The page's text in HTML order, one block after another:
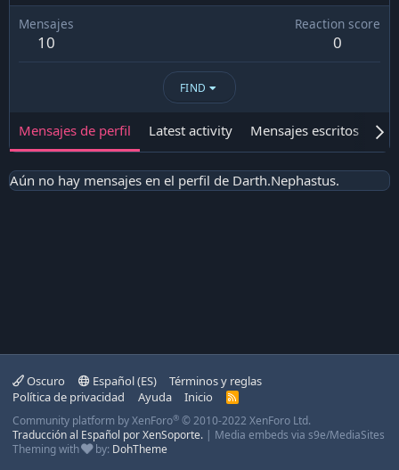
Mensajes
10
Reaction score
0
FIND
Mensajes de perfil Latest activity Mensajes escritos
Aún no hay mensajes en el perfil de Darth.Nephastus.
Oscuro Español (ES)
Términos y reglas
Política de privacidad
Ayuda Inicio
R
S
Community platform by XenForo® © 2010-2022 XenForo Ltd.
Traducción al Español por XenSoporte. | Media embeds via s9e/MediaSites
Theming with
by: DohTheme